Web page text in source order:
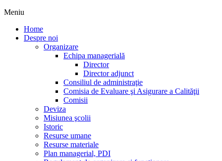
Meniu
Home
Despre noi
Organizare
Echipa managerială
Director
Director adjunct
Consiliul de administraţie
Comisia de Evaluare şi Asigurare a Calităţii
Comisii
Deviza
Misiunea şcolii
Istoric
Resurse umane
Resurse materiale
Plan managerial, PDI